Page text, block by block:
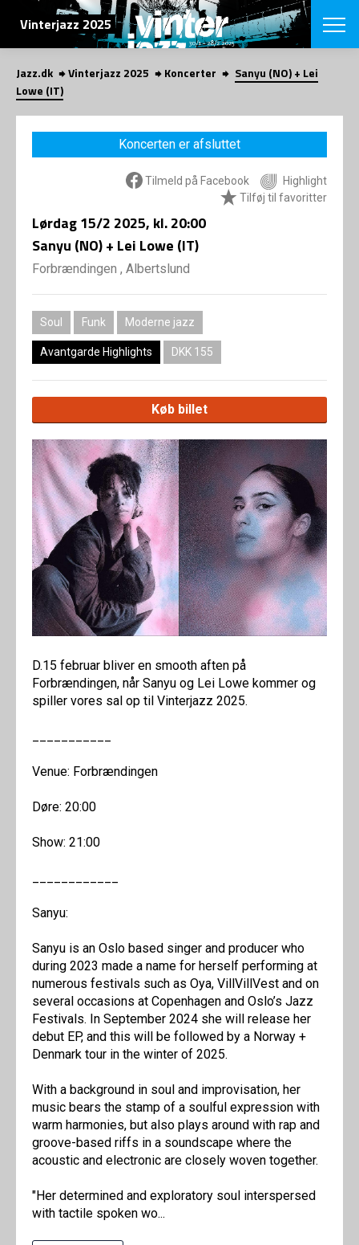
SØG
Vinterjazz 2025
English
VÆLG
VINTERJAZZ
Temaer
LOCATIONS
Venues &
Jazz.dk Vinterjazz 2025 Koncerter
Sanyu (NO) + Lei
Lowe (IT)
Koncerten er afsluttet
Tilmeld på Facebook
Highlight
Tilføj til favoritter
Lørdag15/2 2025, kl. 20:00
Sanyu (NO) + Lei Lowe (IT)
Forbrændingen , Albertslund
Soul Funk Moderne jazz
Avantgarde Highlights DKK 155
Køb billet
D.15 februar bliver en smooth aften på
Forbrændingen, når Sanyu og Lei Lowe kommer og
spiller vores sal op til Vinterjazz 2025.
Venue: Forbrændingen
Døre: 20:00
Show: 21:00
Sanyu:
Sanyu is an Oslo based singer and producer who
during 2023 made a name for herself performing at
numerous festivals such as Oya, VillVillVest and on
several occasions at Copenhagen and Oslo’s Jazz
Festivals. In September 2024 she will release her
debut EP, and this will be followed by a Norway +
Denmark tour in the winter of 2025.
With a background in soul and improvisation, her
music bears the stamp of a soulful expression with
warm harmonies, but also plays around with rap and
groove-based riffs in a soundscape where the
acoustic and electronic are closely woven together.
"Her determined and exploratory soul interspersed
with tactile spoken wo...